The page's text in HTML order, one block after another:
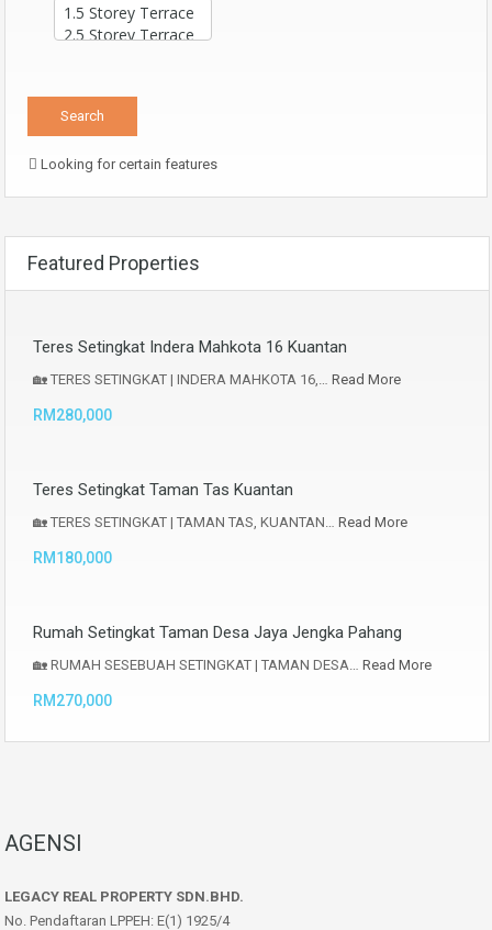
Looking for certain features
Featured Properties
Teres Setingkat Indera Mahkota 16 Kuantan
🏡 TERES SETINGKAT | INDERA MAHKOTA 16,… Read More
RM280,000
Teres Setingkat Taman Tas Kuantan
🏡 TERES SETINGKAT | TAMAN TAS, KUANTAN… Read More
RM180,000
Rumah Setingkat Taman Desa Jaya Jengka Pahang
🏡 RUMAH SESEBUAH SETINGKAT | TAMAN DESA… Read More
RM270,000
AGENSI
LEGACY REAL PROPERTY SDN.BHD.
No. Pendaftaran LPPEH: E(1) 1925/4